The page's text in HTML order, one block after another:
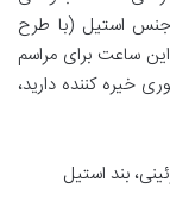
جنس استیل (با طرح
ساعت برای مراسم
خیره کننده دارید،
بند استیل